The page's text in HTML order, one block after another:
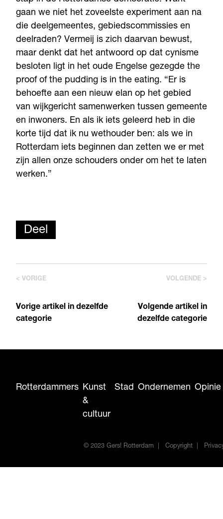
gaan we niet het zoveelste experiment aan na
die deelgemeentes, gebiedscommissies en
deelraden? Vermeij is zich daarvan bewust,
maar denkt dat het antwoord op dat cynisme
besloten ligt in het oude Engelse gezegde the
proof of the pudding is in the eating. “Er is
behoefte aan een nieuw elan op het gebied
van wijkgericht samenwerken tussen gemeente
en inwoners. En als ik iets geleerd heb in die
korte tijd dat ik nu wethouder ben: als we in
Rotterdam iets beginnen dan zetten we er met
zijn allen onze schouders onder om het te laten
werken.”
Deel
< VORIGE
Vorige artikel in dezelfde
categorie
VOLGENDE >
Volgende artikel in
dezelfde categorie
Rotterdammers Kunst
&
cultuur
Stad Ondernemen Opinie
© 2023 Gers! Rotterdam Copyright